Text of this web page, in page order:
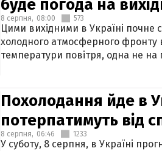
буде погода на
8 серпня, 08:00 573
Цими вихідними в Україні
холодного атмосферного фронту
температури повітря, одна не на
Похолодання йде в
потерпатимуть від
8 серпня, 06:46 1233
У суботу, 8 серпня, в Україні